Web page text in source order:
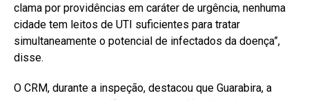
clama por providências em caráter de urgência, nenhuma
cidade tem leitos de UTI suficientes para tratar
simultaneamente o potencial de infectados da doença”,
disse.⠀
O CRM, durante a inspeção, destacou que Guarabira, a